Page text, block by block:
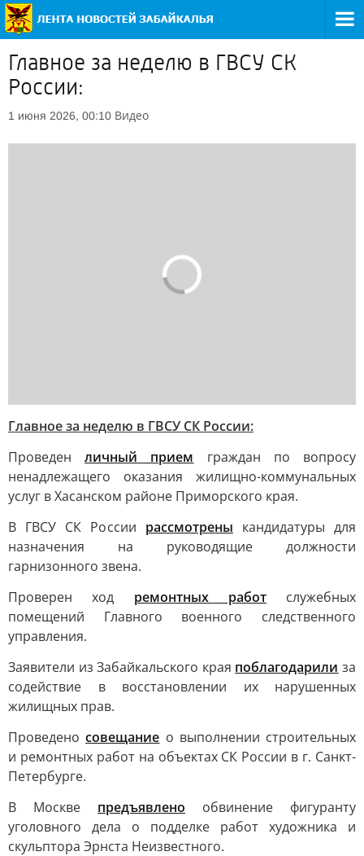
Главное за неделю в ГВСУ СК
России:
1 июня 2026, 00:10 Видео
Главное за неделю в ГВСУ СК России:
Проведенличный прием граждан по вопросу
ненадлежащего оказания жилищно-коммунальных
услуг в Хасанском районе Приморского края.
В ГВСУ СК России рассмотрены кандидатуры для
назначения на руководящие должности
гарнизонного звена.
Проверен ход ремонтных работслужебных
помещений Главного военного следственного
управления.
Заявители из Забайкальского края поблагодарили за
содействие в восстановлении их нарушенных
жилищных прав.
Проведеносовещание о выполнении строительных
и ремонтных работ на объектах СК России в г. Санкт-
Петербурге.
В Москве предъявлено обвинение фигуранту
уголовного дела о подделке работ художника и
скульптора Эрнста Неизвестного.